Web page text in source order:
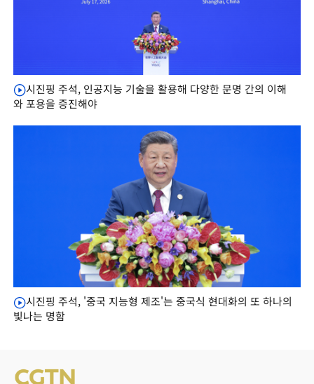
시진핑 주석, 인공지능 기술을 활용해 다양한 문명 간의 이해
와 포용을 증진해야
시진핑 주석, '중국 지능형 제조'는 중국식 현대화의 또 하나의
빛나는 명함